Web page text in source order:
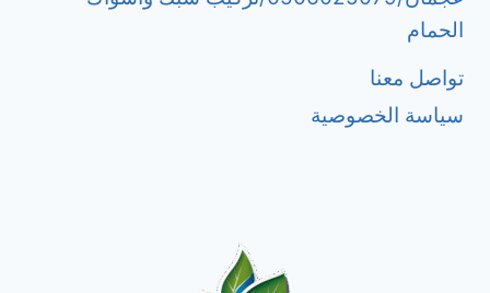
الحمام
تواصل معنا
سياسة الخصوصية